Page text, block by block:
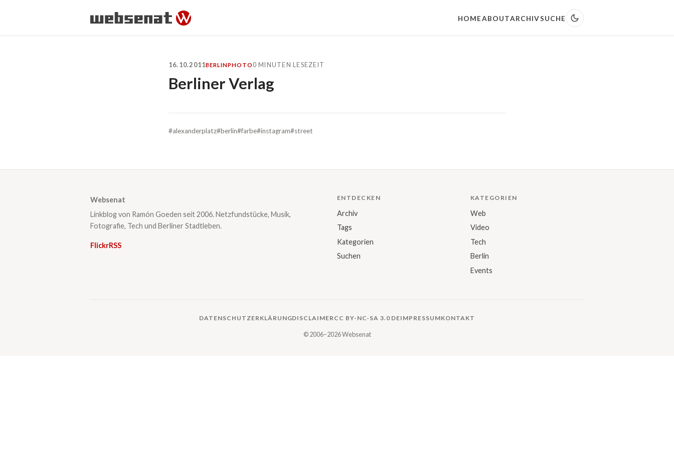
HOMEABOUTARCHIVSUCHE
16.10.2011BERLINPHOTO 0 MINUTEN LESEZEIT
Berliner Verlag
#alexanderplatz#berlin#farbe#instagram#street
Websenat
Linkblog von Ramón Goeden seit 2006. Netzfundstücke, Musik,
Fotografie, Tech und Berliner Stadtleben.
FlickrRSS
ENTDECKEN
Archiv
Tags
Kategorien
Suchen
KATEGORIEN
Web
Video
Tech
Berlin
Events
DATENSCHUTZERKLÄRUNGDISCLAIMER CC BY-NC-SA 3.0 DEIMPRESSUMKONTAKT
© 2006–2026 Websenat